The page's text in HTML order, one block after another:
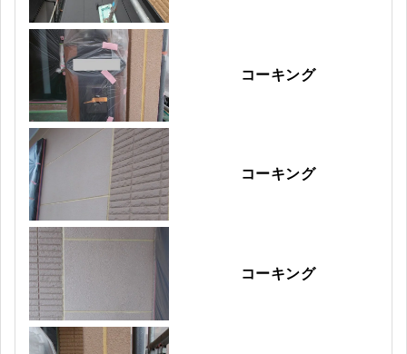
コーキング
コーキング
コーキング